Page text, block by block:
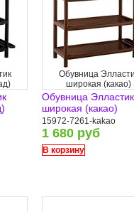
Обувница
широкая (какао)
Обувница Элластик
широкая (какао)
15972-7261-kakao
1 680 руб
В корзину